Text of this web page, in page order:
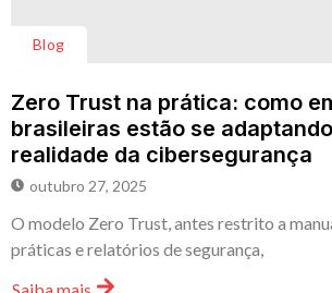
Blog
Zero Trust na prática: como
brasileiras estão se
realidade da cibersegurança
outubro 27, 2025
O modelo Zero Trust, antes restrito a
práticas e relatórios de segurança,